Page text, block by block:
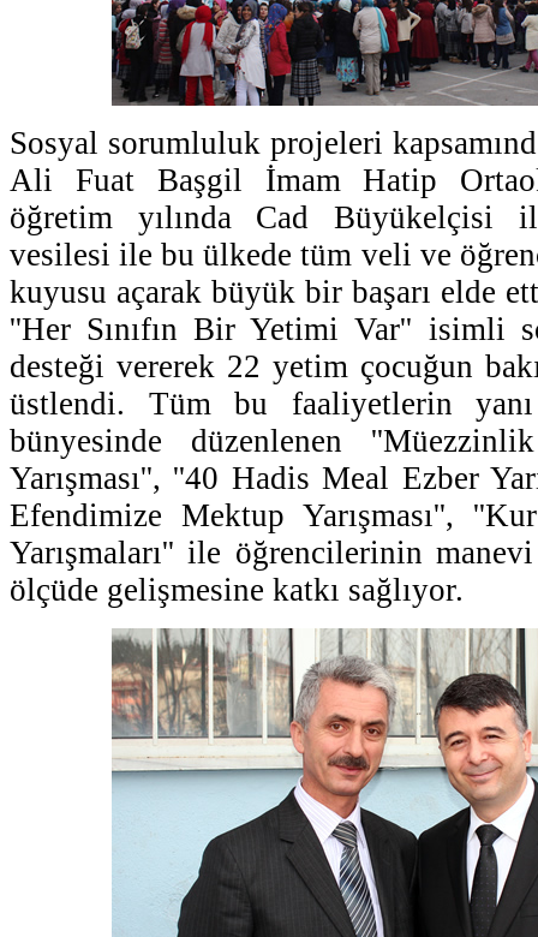
Sosyal sorumluluk projeleri
Ali Fuat Başgil İmam Hatip
öğretim yılında Cad Büyükelçisi
vesilesi ile bu ülkede tüm veli ve
kuyusu açarak büyük bir başarı elde
''Her Sınıfın Bir Yetimi Var'' isimli
desteği vererek 22 yetim çocuğun
üstlendi. Tüm bu faaliyetlerin
bünyesinde düzenlenen
Yarışması'', ''40 Hadis Meal Ezber
Efendimize Mektup Yarışması'',
Yarışmaları'' ile öğrencilerinin
ölçüde gelişmesine katkı sağlıyor.